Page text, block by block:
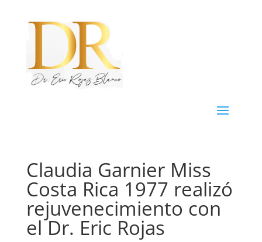
Claudia Garnier Miss
Costa Rica 1977 realizó
rejuvenecimiento con
el Dr. Eric Rojas